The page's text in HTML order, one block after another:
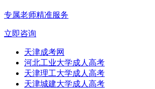
专属老师精准服务
立即咨询
天津成考网
河北工业大学成人高考
天津理工大学成人高考
天津城建大学成人高考